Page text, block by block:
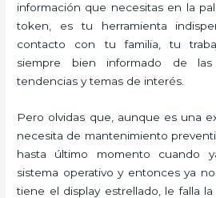
información que necesitas en la
token, es tu herramienta
contacto con tu familia, tu
siempre bien informado de
tendencias y temas de interés.
Pero olvidas que, aunque es una
necesita de mantenimiento
hasta último momento cuando
sistema operativo y entonces ya
tiene el display estrellado, le falla